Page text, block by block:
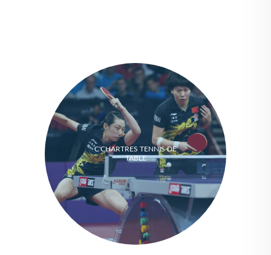
C'CHARTRES TENNIS DE
TABLE